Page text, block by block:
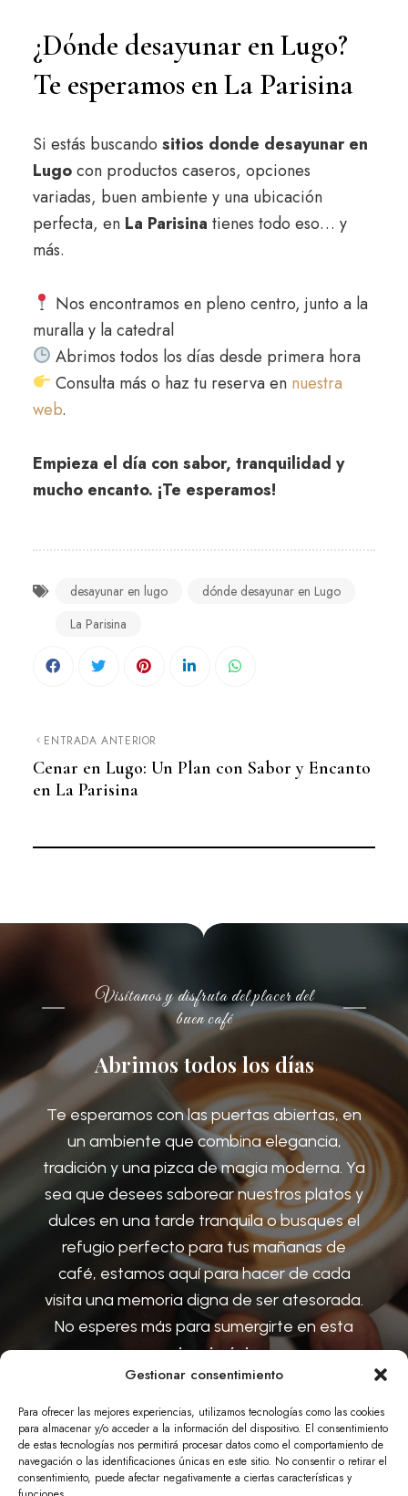
Gestionar consentimiento
Para ofrecer las mejores experiencias, utilizamos tecnologías como las cookies
para almacenar y/o acceder a la información del dispositivo. El consentimiento
de estas tecnologías nos permitirá procesar datos como el comportamiento de
navegación o las identificaciones únicas en este sitio. No consentir o retirar el
consentimiento, puede afectar negativamente a ciertas características y
¿Dónde desayunar en Lugo?
Te esperamos en La Parisina
Si estás buscando sitios donde desayunar en
Lugocon productos caseros, opciones
variadas, buen ambiente y una ubicación
perfecta, en La Parisina tienes todo eso… y
más.
Nos encontramos en pleno centro, junto a la
muralla y la catedral
Abrimos todos los días desde primera hora
Consulta más o haz tu reserva en nuestra
web.
Empieza el día con sabor, tranquilidad y
mucho encanto. ¡Te esperamos!
desayunar en lugo
dónde desayunar en Lugo
La Parisina
ENTRADA ANTERIOR
Cenar en Lugo: Un Plan con Sabor y Encanto
en La Parisina
Visítanos y disfruta del placer del
buen café
Abrimos todos los días
Te esperamos con las puertas abiertas, en
un ambiente que combina elegancia,
tradición y una pizca de magia moderna. Ya
sea que desees saborear nuestros platos y
dulces en una tarde tranquila o busques el
refugio perfecto para tus mañanas de
café, estamos aquí para hacer de cada
visita una memoria digna de ser atesorada.
No esperes más para sumergirte en esta
experiencia única.